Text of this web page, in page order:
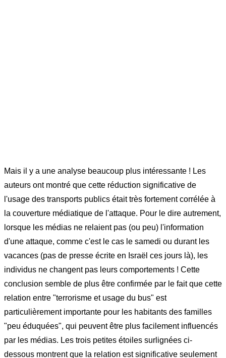
Mais il y a une analyse beaucoup plus intéressante ! Les
auteurs ont montré que cette réduction significative de
l'usage des transports publics était très fortement corrélée à
la couverture médiatique de l'attaque. Pour le dire autrement,
lorsque les médias ne relaient pas (ou peu) l'information
d'une attaque, comme c'est le cas le samedi ou durant les
vacances (pas de presse écrite en Israël ces jours là), les
individus ne changent pas leurs comportements ! Cette
conclusion semble de plus être confirmée par le fait que cette
relation entre "terrorisme et usage du bus" est
particulièrement importante pour les habitants des familles
"peu éduquées", qui peuvent être plus facilement influencés
par les médias. Les trois petites étoiles surlignées ci-
dessous montrent que la relation est significative seulement